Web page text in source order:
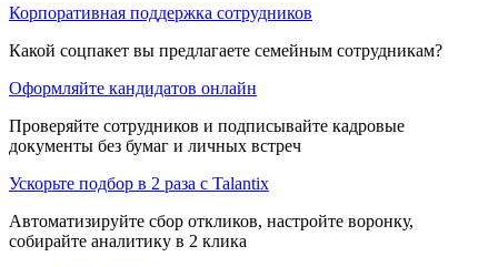
Корпоративная поддержка сотрудников
Какой соцпакет вы предлагаете семейным сотрудникам?
Оформляйте кандидатов онлайн
Проверяйте сотрудников и подписывайте кадровые
документы без бумаг и личных встреч
Ускорьте подбор в 2 раза с Talantix
Автоматизируйте сбор откликов, настройте воронку,
собирайте аналитику в 2 клика